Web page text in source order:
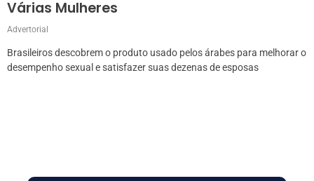
Várias Mulheres
Advertorial
Brasileiros descobrem o produto usado pelos árabes para melhorar o
desempenho sexual e satisfazer suas dezenas de esposas